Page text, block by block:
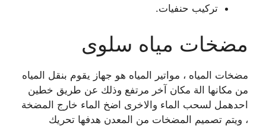
تركيب حنفيات.
مضخات مياه سلوى
مضخات المياه ، مواتير المياه هو جهاز يقوم بنقل المياه
من مكانها الة مكان آخر مرتفع وذلك عن طريق خطين
احدهمل لسحب الماء والاخرى اضخ الماء خارج المضخة
، ويتم تصميم المضخات من المعدن هدفها تحريك